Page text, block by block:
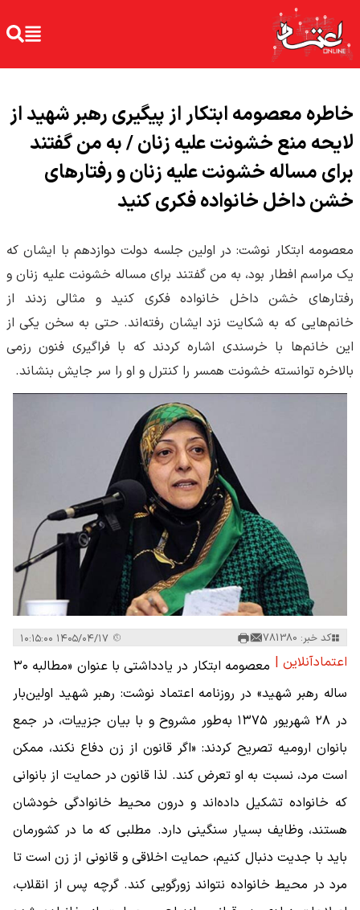
خاطره معصومه ابتکار از پیگیری رهبر شهید از
لایحه منع خشونت علیه زنان / به من گفتند
برای مساله خشونت علیه زنان و رفتارهای
خشن داخل خانواده فکری کنید
معصومه ابتکار نوشت: در اولین جلسه دولت دوازدهم با ایشان که
یک مراسم افطار بود، به من گفتند برای مساله خشونت علیه زنان و
رفتارهای خشن داخل خانواده فکری کنید و مثالی زدند از
خانم‌هایی که به شکایت نزد ایشان رفته‌اند. حتی به سخن یکی از
این خانم‌ها با خرسندی اشاره کردند که با فراگیری فنون رزمی
بالاخره توانسته خشونت همسر را کنترل و او را سر جایش بنشاند.
کد خبر: 781380
اعتمادآنلاین |
معصومه ابتکار در یادداشتی با عنوان «مطالبه ۳۰
ساله رهبر شهید» در روزنامه اعتماد نوشت: رهبر شهید اولین‌بار
در ۲۸ شهریور ۱۳۷۵ به‌طور مشروح و با بیان جزییات، در جمع
بانوان ارومیه تصریح کردند: «اگر قانون از زن دفاع نکند، ممکن
است مرد، نسبت به او تعرض کند. لذا قانون در حمایت از بانوانی
که خانواده تشکیل داده‌اند و درون محیط خانوادگی خودشان
هستند، وظایف بسیار سنگینی دارد. مطلبی که ما در کشورمان
باید با جدیت دنبال کنیم، حمایت اخلاقی و قانونی از زن است تا
مرد در محیط خانواده نتواند زورگویی کند. گرچه پس از انقلاب،